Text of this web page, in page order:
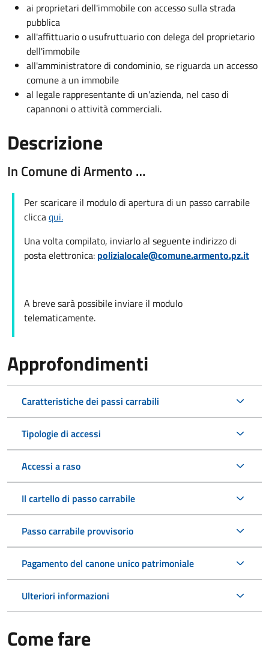
ai proprietari dell'immobile con accesso sulla strada
pubblica
all'affittuario o usufruttuario con delega del proprietario
dell'immobile
all'amministratore di condominio, se riguarda un accesso
comune a un immobile
al legale rappresentante di un'azienda, nel caso di
capannoni o attività commerciali.
Descrizione
In Comune di Armento …
Per scaricare il modulo di apertura di un passo carrabile
cliccaqui.
Una volta compilato, inviarlo al seguente indirizzo di
posta elettronica: polizialocale@comune.armento.pz.it
A breve sarà possibile inviare il modulo
telematicamente.
Approfondimenti
Caratteristiche dei passi carrabili
Tipologie di accessi
Accessi a raso
Il cartello di passo carrabile
Passo carrabile provvisorio
Pagamento del canone unico patrimoniale
Ulteriori informazioni
Come fare